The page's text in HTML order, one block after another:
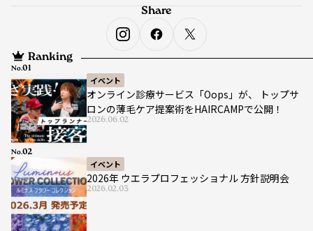
Ranking
イベント
オンライン診療サービス「Oops」が、 トップサ
ロンの薄毛ケア提案術をHAIRCAMPで公開！
2026.06.02
No.
イベント
2026年 ウエラプロフェッショナル 方針説明会
2026.02.03
No.
Share